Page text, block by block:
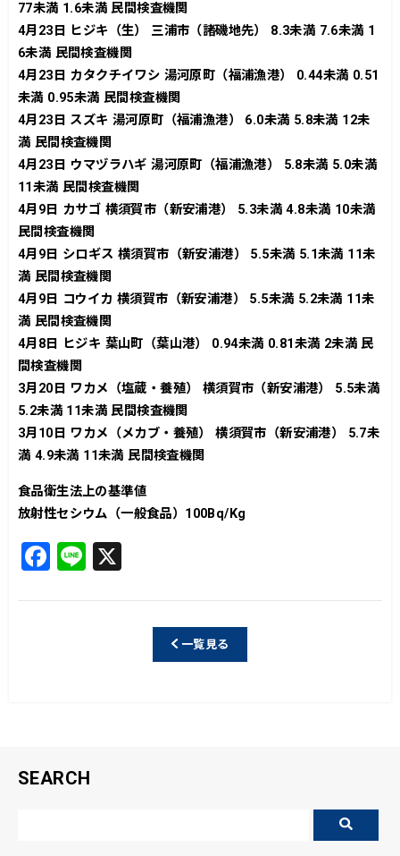
77未満 1.6未満 民間検査機関
4月23日 ヒジキ（生） 三浦市（諸磯地先） 8.3未満 7.6未満 1
6未満 民間検査機関
4月23日 カタクチイワシ 湯河原町（福浦漁港） 0.44未満 0.51
未満 0.95未満 民間検査機関
4月23日 スズキ 湯河原町（福浦漁港） 6.0未満 5.8未満 12未
満 民間検査機関
4月23日 ウマヅラハギ 湯河原町（福浦漁港） 5.8未満 5.0未満
11未満 民間検査機関
4月9日 カサゴ 横須賀市（新安浦港） 5.3未満 4.8未満 10未満
民間検査機関
4月9日 シロギス 横須賀市（新安浦港） 5.5未満 5.1未満 11未
満 民間検査機関
4月9日 コウイカ 横須賀市（新安浦港） 5.5未満 5.2未満 11未
満 民間検査機関
4月8日 ヒジキ 葉山町（葉山港） 0.94未満 0.81未満 2未満 民
間検査機関
3月20日 ワカメ（塩蔵・養殖） 横須賀市（新安浦港） 5.5未満
5.2未満 11未満 民間検査機関
3月10日 ワカメ（メカブ・養殖） 横須賀市（新安浦港） 5.7未
満 4.9未満 11未満 民間検査機関
食品衛生法上の基準値
放射性セシウム（一般食品）100Bq/Kg
F
a
c
Li
n
e
一覧見る
SEARCH